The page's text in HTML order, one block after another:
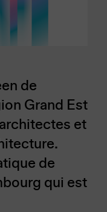
de
Grand Est
et
de
qui est